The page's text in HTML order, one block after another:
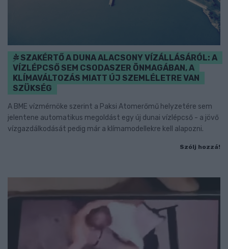
SZAKÉRTŐ A DUNA ALACSONY VÍZÁLLÁSÁRÓL: A
VÍZLÉPCSŐ SEM CSODASZER ÖNMAGÁBAN, A
KLÍMAVÁLTOZÁS MIATT ÚJ SZEMLÉLETRE VAN
SZÜKSÉG
A BME vízmérnöke szerint a Paksi Atomerőmű helyzetére sem
jelentene automatikus megoldást egy új dunai vízlépcső - a jövő
vízgazdálkodását pedig már a klímamodellekre kell alapozni.
Szólj hozzá!